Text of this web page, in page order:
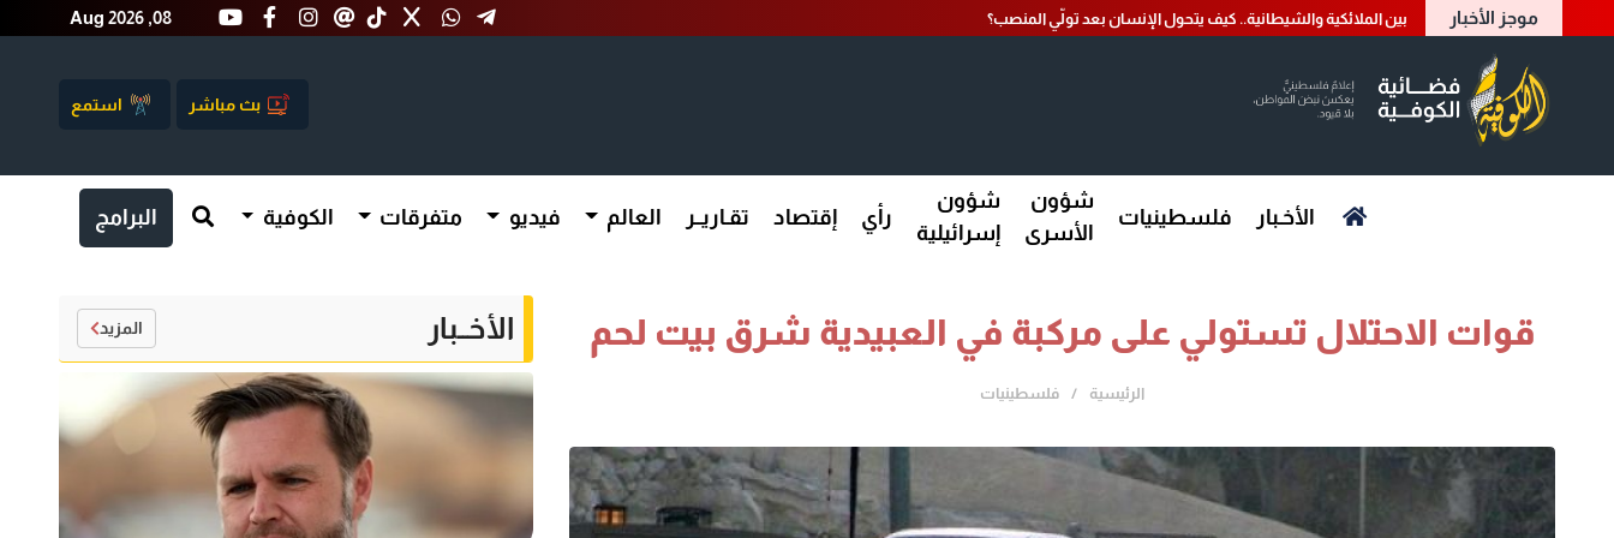
موجز الأخبار بين الملائكية والشيطانية.. كيف يتحول الإنسان بعد تولّي المنصب؟ Aug 2026 ,08
بث مباشر استمع
الأخـبار فلسطينيات
شؤون
الأسرى
شؤون
إسرائيلية
رأي إقتصاد تقـاريــر العالم فيديو متفرقات الكوفية البرامج
قوات الاحتلال تستولي على مركبة في العبيدية شرق بيت لحم
الرئيسية فلسطينيات
الأخــبار المزيد